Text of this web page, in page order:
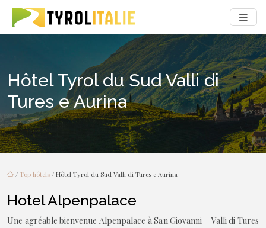
Hôtel Tyrol du Sud Valli di
Tures e Aurina
/ Top hôtels / Hôtel Tyrol du Sud Valli di Tures e Aurina
Hotel Alpenpalace
Une agréable bienvenue Alpenpalace à San Giovanni – Valli di Tures